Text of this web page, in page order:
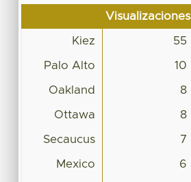
Visualizaciones
Kiez 55
Palo Alto 10
Oakland 8
Ottawa 8
Secaucus 7
Mexico 6